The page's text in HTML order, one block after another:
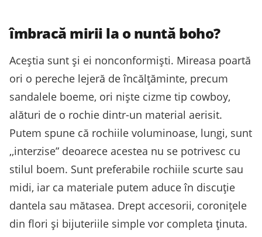
îmbracă mirii la o nuntă boho?
Aceștia sunt și ei nonconformiști. Mireasa poartă
ori o pereche lejeră de încălțăminte, precum
sandalele boeme, ori niște cizme tip cowboy,
alături de o rochie dintr-un material aerisit.
Putem spune că rochiile voluminoase, lungi, sunt
,,interzise” deoarece acestea nu se potrivesc cu
stilul boem. Sunt preferabile rochiile scurte sau
midi, iar ca materiale putem aduce în discuție
dantela sau mătasea. Drept accesorii, coronițele
din flori și bijuteriile simple vor completa ținuta.